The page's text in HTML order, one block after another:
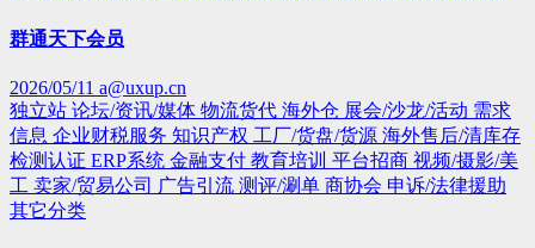
群通天下会员
2026/05/11 a@uxup.cn
独立站 论坛/资讯/媒体 物流货代 海外仓 展会/沙龙/活动 需求
信息 企业财税服务 知识产权 工厂/货盘/货源 海外售后/清库存
检测认证 ERP系统 金融支付 教育培训 平台招商 视频/摄影/美
工 卖家/贸易公司 广告引流 测评/涮单 商协会 申诉/法律援助
其它分类